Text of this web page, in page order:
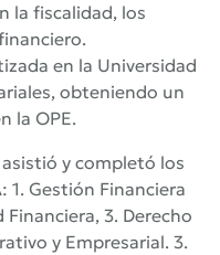
la fiscalidad, los
en la Universidad
obteniendo un
la OPE.
y completó los
1. Gestión Financiera
3. Derecho
y Empresarial. 3.